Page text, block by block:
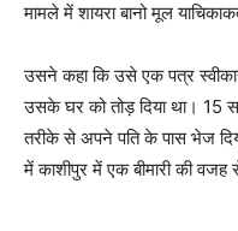
मामले में शायरा बानो मूल
उसने कहा कि उसे एक पत्र
उसके घर को तोड़ दिया था। 15
तरीके से अपने पति के पास भेज
में काशीपुर में एक बीमारी की